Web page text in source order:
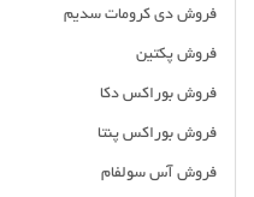
فروش دی کرومات سدیم
فروش پکتین
فروش بوراکس دکا
فروش بوراکس پنتا
فروش آس سولفام